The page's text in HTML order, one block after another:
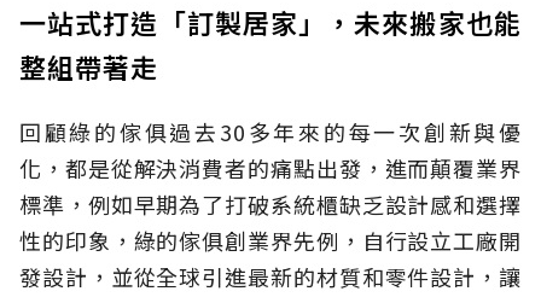
一站式打造「訂製居家」，未來搬家也能
整組帶著走
回顧綠的傢俱過去30多年來的每一次創新與優
化，都是從解決消費者的痛點出發，進而顛覆業界
標準，例如早期為了打破系統櫃缺乏設計感和選擇
性的印象，綠的傢俱創業界先例，自行設立工廠開
發設計，並從全球引進最新的材質和零件設計，讓